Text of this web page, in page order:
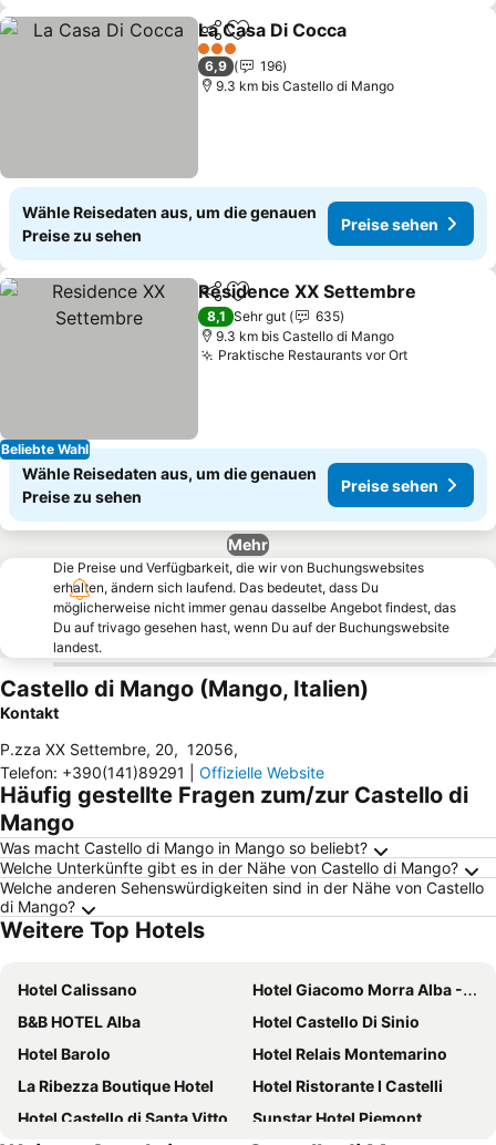
TeilenZu Favoriten hinzufügen
La Casa Di Cocca
3 Sterne
6,9
196
9.3 km bis Castello di Mango
Wähle Reisedaten aus, um die genauen
Preise zu sehen
Preise sehen
Beliebte Wahl
TeilenZu Favoriten hinzufügen
Residence XX Settembre
8,1 Sehr gut
635
9.3 km bis Castello di Mango
Praktische Restaurants vor Ort
Wähle Reisedaten aus, um die genauen
Preise zu sehen
Preise sehen
Mehr
Die Preise und Verfügbarkeit, die wir von Buchungswebsites
erhalten, ändern sich laufend. Das bedeutet, dass Du
möglicherweise nicht immer genau dasselbe Angebot findest, das
Du auf trivago gesehen hast, wenn Du auf der Buchungswebsite
landest.
Castello di Mango (Mango, Italien)
Kontakt
P.zza XX Settembre, 20, 12056,
Telefon: +390(141)89291 Offizielle Website
Häufig gestellte Fragen zum/zur Castello di
Mango
Was macht Castello di Mango in Mango so beliebt?
Welche Unterkünfte gibt es in der Nähe von Castello di Mango?
Welche anderen Sehenswürdigkeiten sind in der Nähe von Castello
di Mango?
Weitere Top Hotels
Hotel Calissano
Hotel Giacomo Morra Alba - Handwritten Collection
B&B HOTEL Alba
Hotel Castello Di Sinio
Hotel Barolo
Hotel Relais Montemarino
La Ribezza Boutique Hotel
Hotel Ristorante I Castelli
Hotel Castello di Santa Vittoria
Sunstar Hotel Piemont